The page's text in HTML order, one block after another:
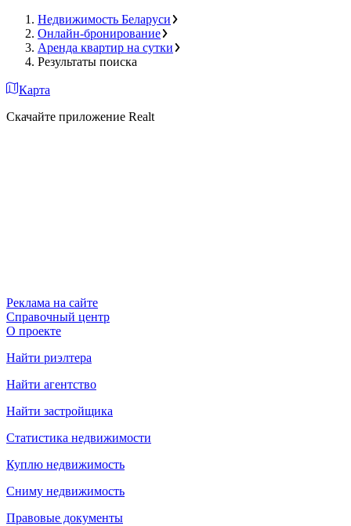
Недвижимость Беларуси
Онлайн-бронирование
Аренда квартир на сутки
Результаты поиска
Карта
Скачайте приложение Realt
Реклама на сайте
Справочный центр
О проекте
Найти риэлтера
Найти агентство
Найти застройщика
Статистика недвижимости
Куплю недвижимость
Сниму недвижимость
Правовые документы